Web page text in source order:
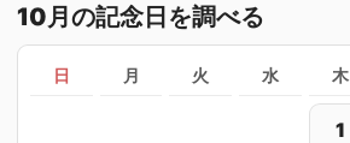
10月の記念日を調べる
日 月 火 水 木
1